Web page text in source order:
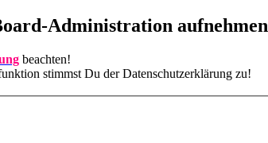
Administration aufnehmen
beachten!
stimmst Du der Datenschutzerklärung zu!